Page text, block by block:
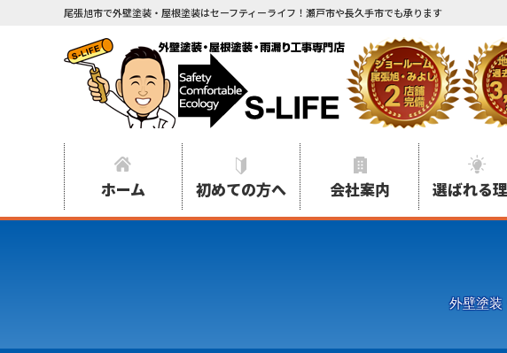
尾張旭市で外壁塗装・屋根塗装はセーフティーライフ！瀬戸市や長久手市でも承ります
ホーム 初めての方へ 会社案内 選ばれる
外壁塗装